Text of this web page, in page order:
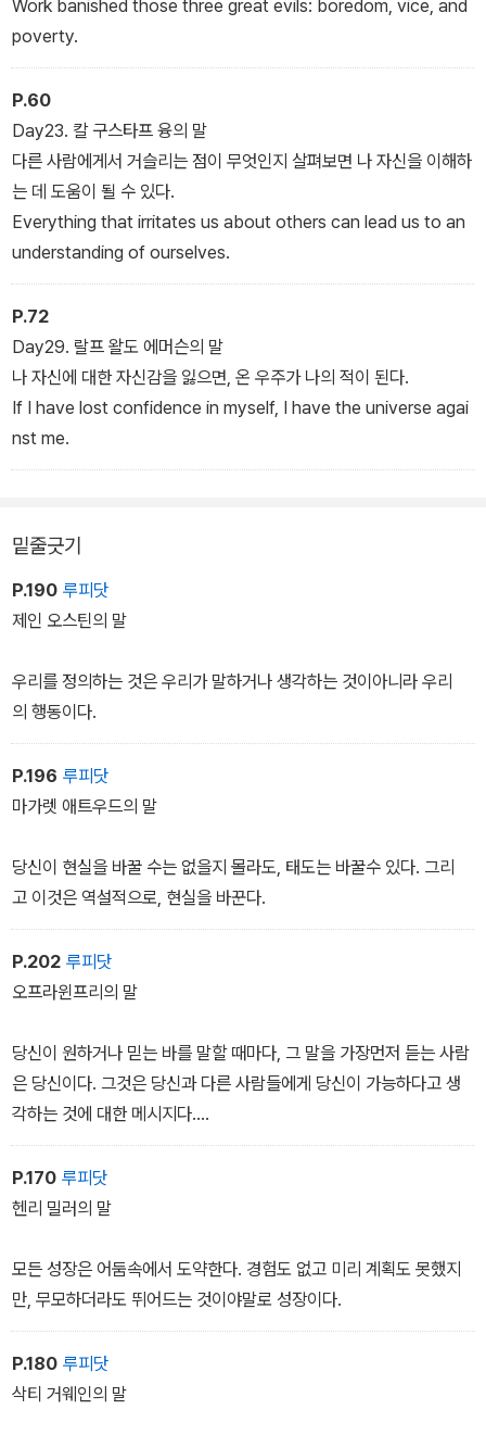
Work banished those three great evils: boredom, vice, and
poverty.
P.60
Day23. 칼 구스타프 융의 말
다른 사람에게서 거슬리는 점이 무엇인지 살펴보면 나 자신을 이해하
는 데 도움이 될 수 있다.
Everything that irritates us about others can lead us to an
understanding of ourselves.
P.72
Day29. 랄프 왈도 에머슨의 말
나 자신에 대한 자신감을 잃으면, 온 우주가 나의 적이 된다.
If I have lost confidence in myself, I have the universe agai
nst me.
밑줄긋기
P.190 루피닷
제인 오스틴의 말
우리를 정의하는 것은 우리가 말하거나 생각하는 것이아니라 우리
의 행동이다.
P.196 루피닷
마가렛 애트우드의 말
당신이 현실을 바꿀 수는 없을지 몰라도, 태도는 바꿀수 있다. 그리
고 이것은 역설적으로, 현실을 바꾼다.
P.202 루피닷
오프라윈프리의 말
당신이 원하거나 믿는 바를 말할 때마다, 그 말을 가장먼저 듣는 사람
은 당신이다. 그것은 당신과 다른 사람들에게 당신이 가능하다고 생
각하는 것에 대한 메시지다.
스스로 한계를 두지 마라.
P.170 루피닷
헨리 밀러의 말
모든 성장은 어둠속에서 도약한다. 경험도 없고 미리 계획도 못했지
만, 무모하더라도 뛰어드는 것이야말로 성장이다.
P.180 루피닷
삭티 거웨인의 말